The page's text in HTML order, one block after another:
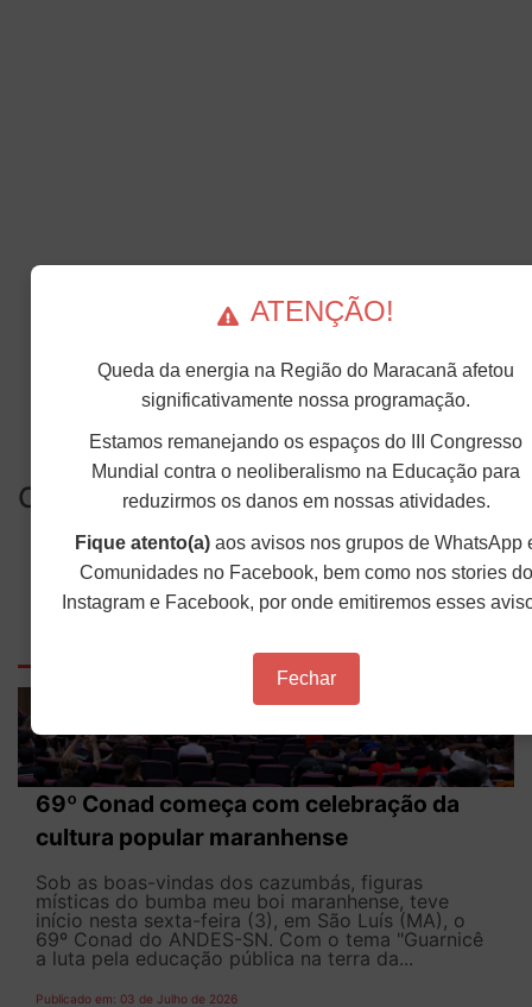
Compartilhe...
69º Conad começa com celebração da
cultura popular maranhense
Sob as boas-vindas dos cazumbás, figuras
místicas do bumba meu boi maranhense, teve
início nesta sexta-feira (3), em São Luís (MA), o
69º Conad do ANDES-SN. Com o tema "Guarnicê
a luta pela educação pública na terra da...
Publicado em: 03 de Julho de 2026
ATENÇÃO!
Queda da energia na Região do Maracanã afetou
significativamente nossa programação.
Estamos remanejando os espaços do III Congresso
Mundial contra o neoliberalismo na Educação para
reduzirmos os danos em nossas atividades.
Fique atento(a)aos avisos nos grupos de WhatsApp
Comunidades no Facebook, bem como nos stories do
Instagram e Facebook, por onde emitiremos esses
Fechar